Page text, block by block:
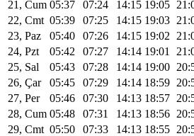
21, Cum 05:37 07:24 14:15 19:05
22, Cmt 05:39 07:25 14:15 19:03
23, Paz
05:40 07:26 14:15 19:02
24, Pzt
05:42 07:27 14:14 19:01
25, Sal
05:43 07:28 14:14 19:00
26, Çar
05:45 07:29 14:14 18:59
27, Per
05:46 07:30 14:13 18:57
28, Cum 05:48 07:31 14:13 18:56
29, Cmt 05:50 07:33 14:13 18:55